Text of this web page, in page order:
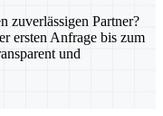
zuverlässigen Partner?
ersten Anfrage bis zum
und